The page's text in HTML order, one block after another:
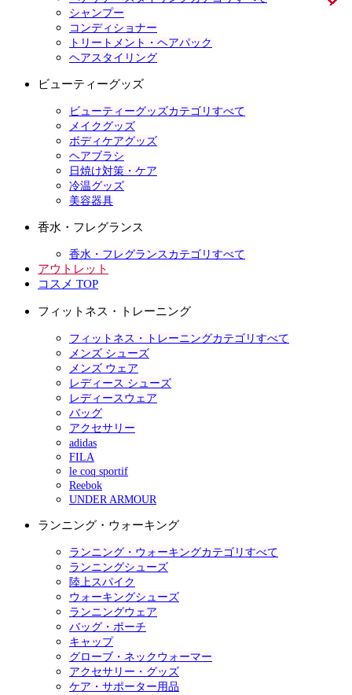
シャンプー
コンディショナー
トリートメント・ヘアパック
ヘアスタイリング
ビューティーグッズ
ビューティーグッズカテゴリすべて
メイクグッズ
ボディケアグッズ
ヘアブラシ
日焼け対策・ケア
冷温グッズ
美容器具
香水・フレグランス
香水・フレグランスカテゴリすべて
アウトレット
コスメ TOP
フィットネス・トレーニング
フィットネス・トレーニングカテゴリすべて
メンズ シューズ
メンズ ウェア
レディース シューズ
レディースウェア
バッグ
アクセサリー
adidas
FILA
le coq sportif
Reebok
UNDER ARMOUR
ランニング・ウォーキング
ランニング・ウォーキングカテゴリすべて
ランニングシューズ
陸上スパイク
ウォーキングシューズ
ランニングウェア
バッグ・ポーチ
キャップ
グローブ・ネックウォーマー
アクセサリー・グッズ
ケア・サポーター用品